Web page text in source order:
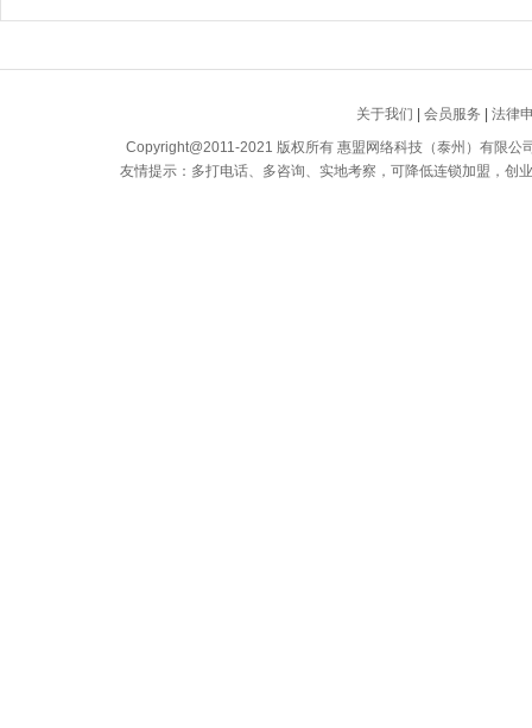
关于我们 会员服务
法律
Copyright@2011-2021 版权所有 惠盟网络科技（泰州）有限公
友情提示：多打电话、多咨询、实地考察，可降低连锁加盟，创